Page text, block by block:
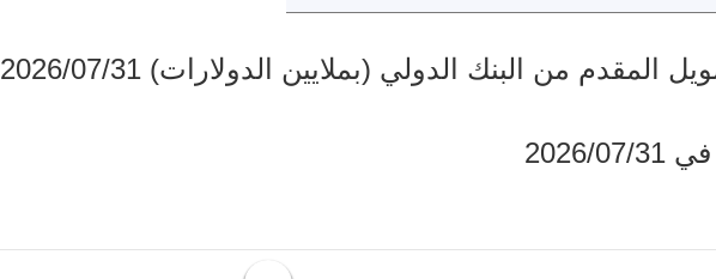
من البنك الدولي (بملايين الدولارات) 2026/07/31
31